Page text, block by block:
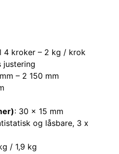
4 kroker – 2 kg / krok
justering
– 2 150 mm
: 30 x 15 mm
og låsbare, 3 x
/ 1,9 kg